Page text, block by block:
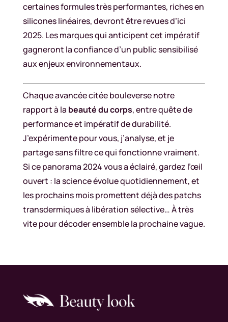
certaines formules très performantes, riches en
silicones linéaires, devront être revues d’ici
2025. Les marques qui anticipent cet impératif
gagneront la confiance d’un public sensibilisé
aux enjeux environnementaux.
Chaque avancée citée bouleverse notre
rapport à la beauté du corps, entre quête de
performance et impératif de durabilité.
J’expérimente pour vous, j’analyse, et je
partage sans filtre ce qui fonctionne vraiment.
Si ce panorama 2024 vous a éclairé, gardez l’œil
ouvert : la science évolue quotidiennement, et
les prochains mois promettent déjà des patchs
transdermiques à libération sélective… À très
vite pour décoder ensemble la prochaine vague.